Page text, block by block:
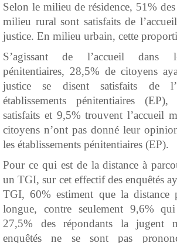
Selon le milieu de résidence, 51%
milieu rural sont satisfaits de
justice. En milieu urbain, cette
S’agissant de l’accueil dans
pénitentiaires, 28,5% de citoyens
justice se disent satisfaits de
établissements pénitentiaires
satisfaits et 9,5% trouvent l’accueil
citoyens n’ont pas donné leur
les établissements pénitentiaires (EP).
Pour ce qui est de la distance à
un TGI, sur cet effectif des enquêtés
TGI, 60% estiment que la distance
longue, contre seulement 9,6%
27,5% des répondants la jugent
enquêtés ne se sont pas